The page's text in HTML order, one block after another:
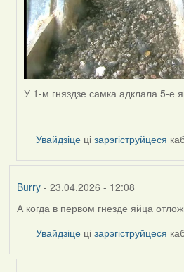
У 1-м гняздзе самка адклала 5-е
Увайдзіце цізарэгіструйцеся
Burry- 23.04.2026 - 12:08
А когда в первом гнезде яйца
Увайдзіце цізарэгіструйцеся